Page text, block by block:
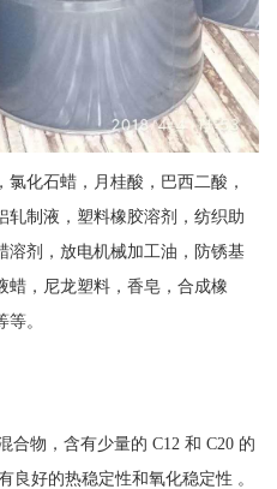
化石蜡，月桂酸，巴西二酸，
轧制液，塑料橡胶溶剂，纺织助
溶剂，放电机械加工油，防锈基
蜡，尼龙塑料，香皂，合成橡
。
合物，含有少量的 C12 和 C20 的
良好的热稳定性和氧化稳定性 。